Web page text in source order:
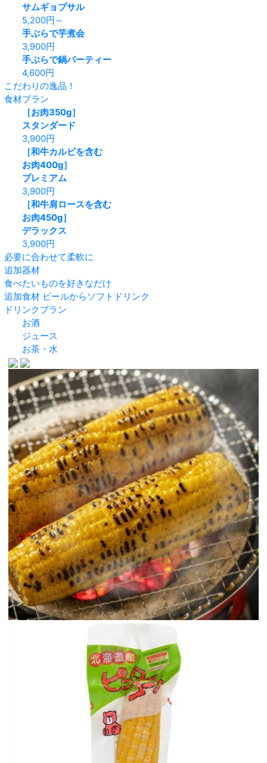
サムギョプサル
5,200円～
手ぶらで芋煮会
3,900円
手ぶらで鍋パーティー
4,600円
こだわりの逸品！
食材プラン
［お肉350g］
スタンダード
3,900円
［和牛カルビを含む
お肉400g］
プレミアム
3,900円
［和牛肩ロースを含む
お肉450g］
デラックス
3,900円
必要に合わせて柔軟に
追加器材
食べたいものを好きなだけ
追加食材 ビールからソフトドリンク
ドリンクプラン
お酒
ジュース
お茶・水